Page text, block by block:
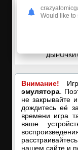
Внимание!
эмулятора .
не закрывайте
дождитесь её
времени игра
ваше
нашем сайте и
Would like to